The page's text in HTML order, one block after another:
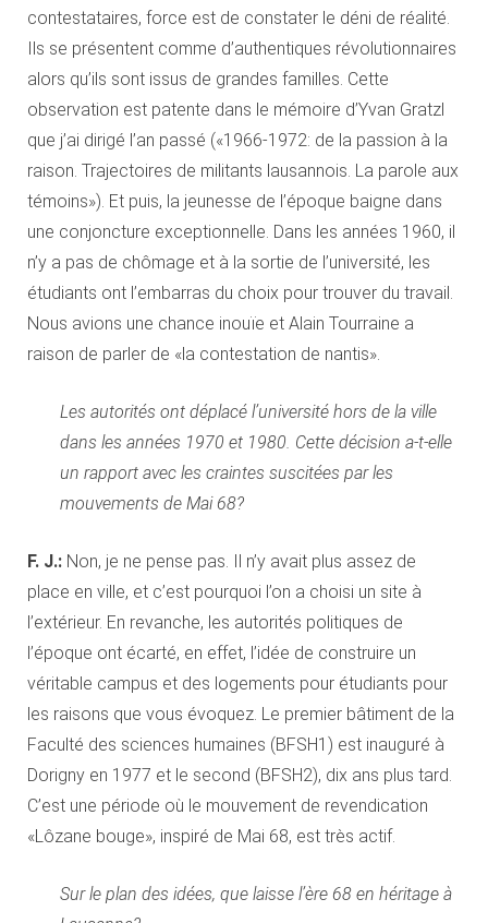
contestataires, force est de constater le déni de réalité.
Ils se présentent comme d’authentiques révolutionnaires
alors qu’ils sont issus de grandes familles. Cette
observation est patente dans le mémoire d’Yvan Gratzl
que j’ai dirigé l’an passé («1966-1972: de la passion à la
raison. Trajectoires de militants lausannois. La parole aux
témoins»). Et puis, la jeunesse de l’époque baigne dans
une conjoncture exceptionnelle. Dans les années 1960, il
n’y a pas de chômage et à la sortie de l’université, les
étudiants ont l’embarras du choix pour trouver du travail.
Nous avions une chance inouïe et Alain Tourraine a
raison de parler de «la contestation de nantis».
Les autorités ont déplacé l’université hors de la ville
dans les années 1970 et 1980. Cette décision a-t-elle
un rapport avec les craintes suscitées par les
mouvements de Mai 68?
F. J.: Non, je ne pense pas. Il n’y avait plus assez de
place en ville, et c’est pourquoi l’on a choisi un site à
l’extérieur. En revanche, les autorités politiques de
l’époque ont écarté, en effet, l’idée de construire un
véritable campus et des logements pour étudiants pour
les raisons que vous évoquez. Le premier bâtiment de la
Faculté des sciences humaines (BFSH1) est inauguré à
Dorigny en 1977 et le second (BFSH2), dix ans plus tard.
C’est une période où le mouvement de revendication
«Lôzane bouge», inspiré de Mai 68, est très actif.
Sur le plan des idées, que laisse l’ère 68 en héritage à